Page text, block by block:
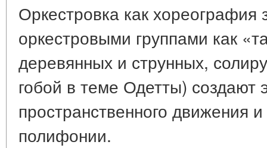
Оркестровка как
оркестровыми группами как
деревянных и струнных,
гобой в теме Одетты) создают
пространственного движения
полифонии.